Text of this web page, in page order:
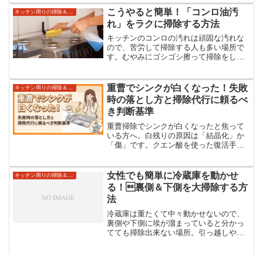
ゃれに保つ収納グッズとプロのテクニッ
クを徹底解説します。
こうやると簡単！「コンロ油汚
れ」をラクに掃除する方法
キッチンのコンロの汚れは頑固な汚れな
ので、苦労して掃除する人も多い場所で
す。むやみにゴシゴシ擦って掃除をして
ることも‥。今回は、面倒なコンロの油
汚れをササッと掃除する簡...
キッチン周りの掃除＆収納術
重曹でシンクが白くなった！失敗
時の落とし方と掃除代行に頼るべ
き判断基準
重曹掃除でシンクが白くなったと焦って
いる方へ。白残りの原因は「結晶化」か
「傷」です。クエン酸を使った復活手順
代行・研磨サービスの相場も紹介しま
す。
キッチン周りの掃除＆収納術
女性でも簡単に冷蔵庫を動かせ
る！裏側＆下側を大掃除する方
法
冷蔵庫は重たくて中々動かせないので、
裏側や下側に埃が溜まっていると分かっ
てても掃除出来ない場所。引っ越しや冷